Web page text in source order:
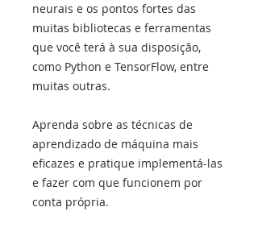
neurais e os pontos fortes das
muitas bibliotecas e ferramentas
que você terá à sua disposição,
como Python e TensorFlow, entre
muitas outras.
Aprenda sobre as técnicas de
aprendizado de máquina mais
eficazes e pratique implementá-las
e fazer com que funcionem por
conta própria.